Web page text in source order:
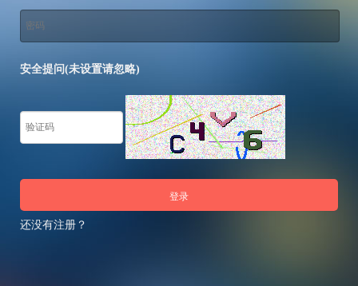
安全提问(未设置请忽略)
登录
还没有注册？